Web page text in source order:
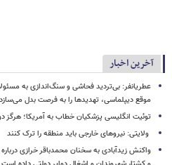
آخرین اخبار
عطریانفر: بی‌تردید فحاشی و سنگ‌اندازی به
موقع دیپلماسی، تهدیدها را به فرصت بدل می‌سازد
توئیت انگلیسی پزشکیان خطاب به آمریکا؛ هرگز
ولایتی: نیروهای خارجی باید منطقه را ترک کنند
واکنش زیدآبادی به سخنان محمدباقر خرازی